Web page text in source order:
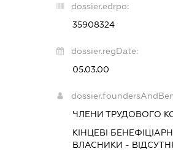
dossier.edrpo:
35908324
dossier.regDate:
05.03.00
ЧЛЕНИ ТРУДОВОГО
КІНЦЕВІ
ВЛАСНИКИ - ВІДСУТНІ